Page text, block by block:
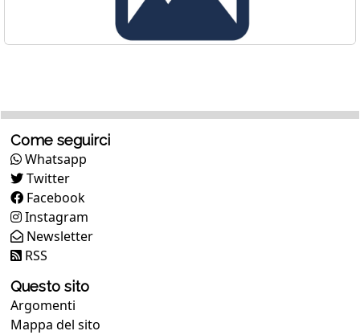
Come seguirci
Whatsapp
Twitter
Facebook
Instagram
Newsletter
RSS
Questo sito
Argomenti
Mappa del sito